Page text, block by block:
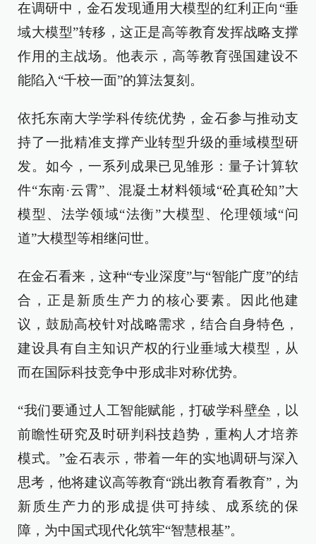
在调研中，金石发现通用大模型的红利正向“垂
域大模型”转移，这正是高等教育发挥战略支撑
作用的主战场。他表示，高等教育强国建设不
能陷入“千校一面”的算法复刻。
依托东南大学学科传统优势，金石参与推动支
持了一批精准支撑产业转型升级的垂域模型研
发。如今，一系列成果已见雏形：量子计算软
件“东南·云霄”、混凝土材料领域“砼真砼知”大
模型、法学领域“法衡”大模型、伦理领域“问
道”大模型等相继问世。
在金石看来，这种“专业深度”与“智能广度”的结
合，正是新质生产力的核心要素。因此他建
议，鼓励高校针对战略需求，结合自身特色，
建设具有自主知识产权的行业垂域大模型，从
而在国际科技竞争中形成非对称优势。
“我们要通过人工智能赋能，打破学科壁垒，以
前瞻性研究及时研判科技趋势，重构人才培养
模式。”金石表示，带着一年的实地调研与深入
思考，他将建议高等教育“跳出教育看教育”，为
新质生产力的形成提供可持续、成系统的保
障，为中国式现代化筑牢“智慧根基”。